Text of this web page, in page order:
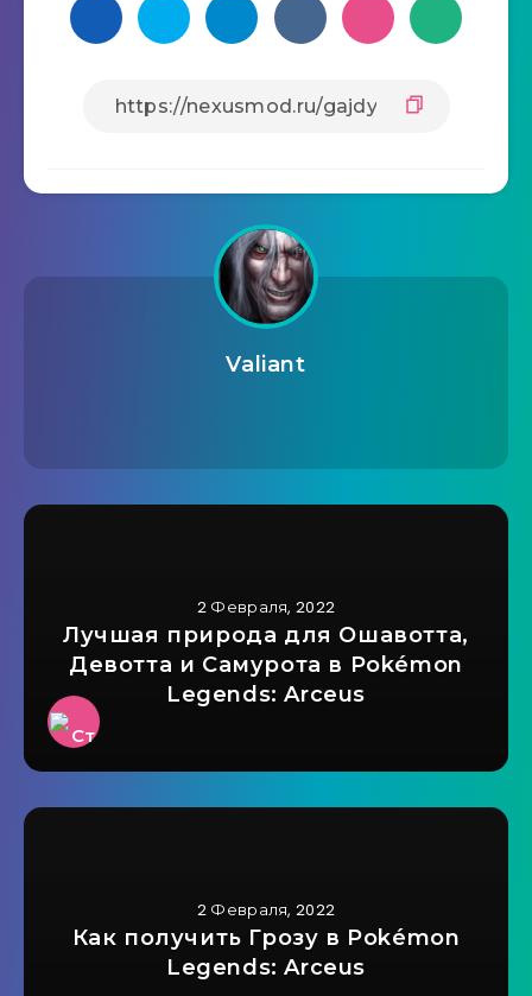
Valiant
2 Февраля, 2022
Лучшая природа для Ошавотта,
Девотта и Самурота в Pokémon
Legends: Arceus
2 Февраля, 2022
Как получить Грозу в Pokémon
Legends: Arceus